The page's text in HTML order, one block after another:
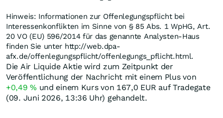
Hinweis: Informationen zur Offenlegungspflicht bei
Interessenkonflikten im Sinne von § 85 Abs. 1 WpHG, Art.
20 VO (EU) 596/2014 für das genannte Analysten-Haus
finden Sie unter http://web.dpa-
afx.de/offenlegungspflicht/offenlegungs_pflicht.html.
Die Air Liquide Aktie wird zum Zeitpunkt der
Veröffentlichung der Nachricht mit einem Plus von
+0,49% und einem Kurs von 167,0 EUR auf Tradegate
(09. Juni 2026, 13:36 Uhr) gehandelt.